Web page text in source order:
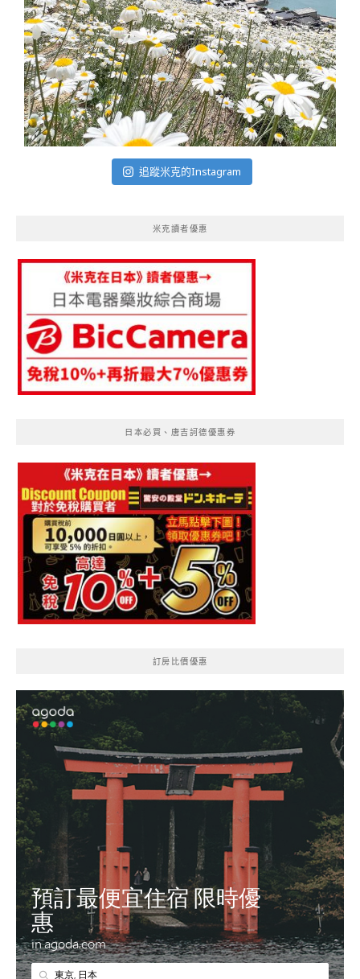
追蹤米克的Instagram
米克讀者優惠
日本必買、唐吉訶德優惠券
訂房比價優惠